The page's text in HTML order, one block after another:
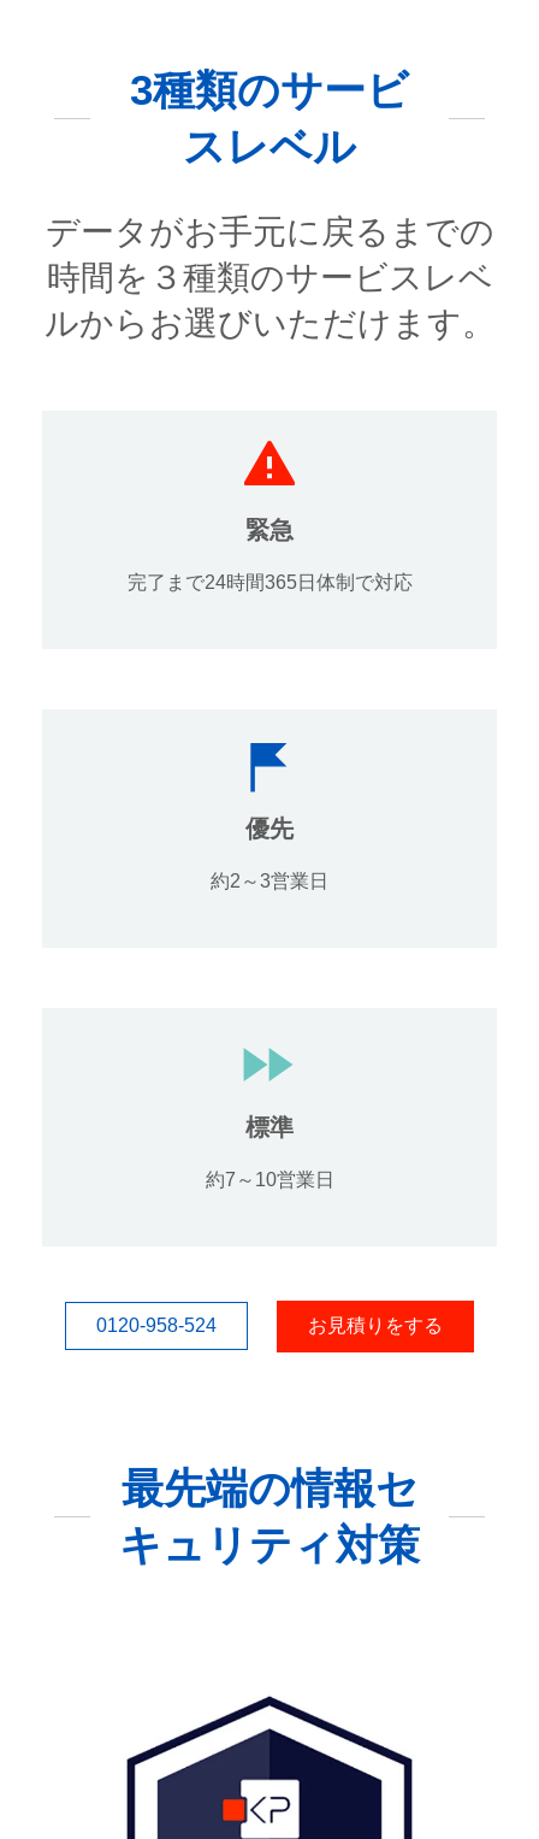
3種類のサービ
スレベル
データがお手元に戻るまでの
時間を３種類のサービスレベ
ルからお選びいただけます。
緊急
完了まで24時間365日体制で対応
優先
約2～3営業日
標準
約7～10営業日
0120-958-524 お見積りをする
最先端の情報セ
キュリティ対策